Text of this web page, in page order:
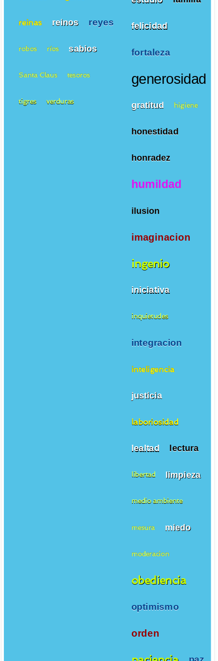
felicidad
fortaleza
generosidad
gratitud higiene
honestidad
honradez
humildad
ilusion
imaginacion
ingenio
iniciativa
inquietudes
integracion
inteligencia
justicia
laboriosidad
lealtad lectura
libertad limpieza
medio ambiente
mesura miedo
moderacion
obediencia
optimismo
orden
reinas reinos reyes
robos ríos sabios
Santa Claus tesoros
tigres verduras